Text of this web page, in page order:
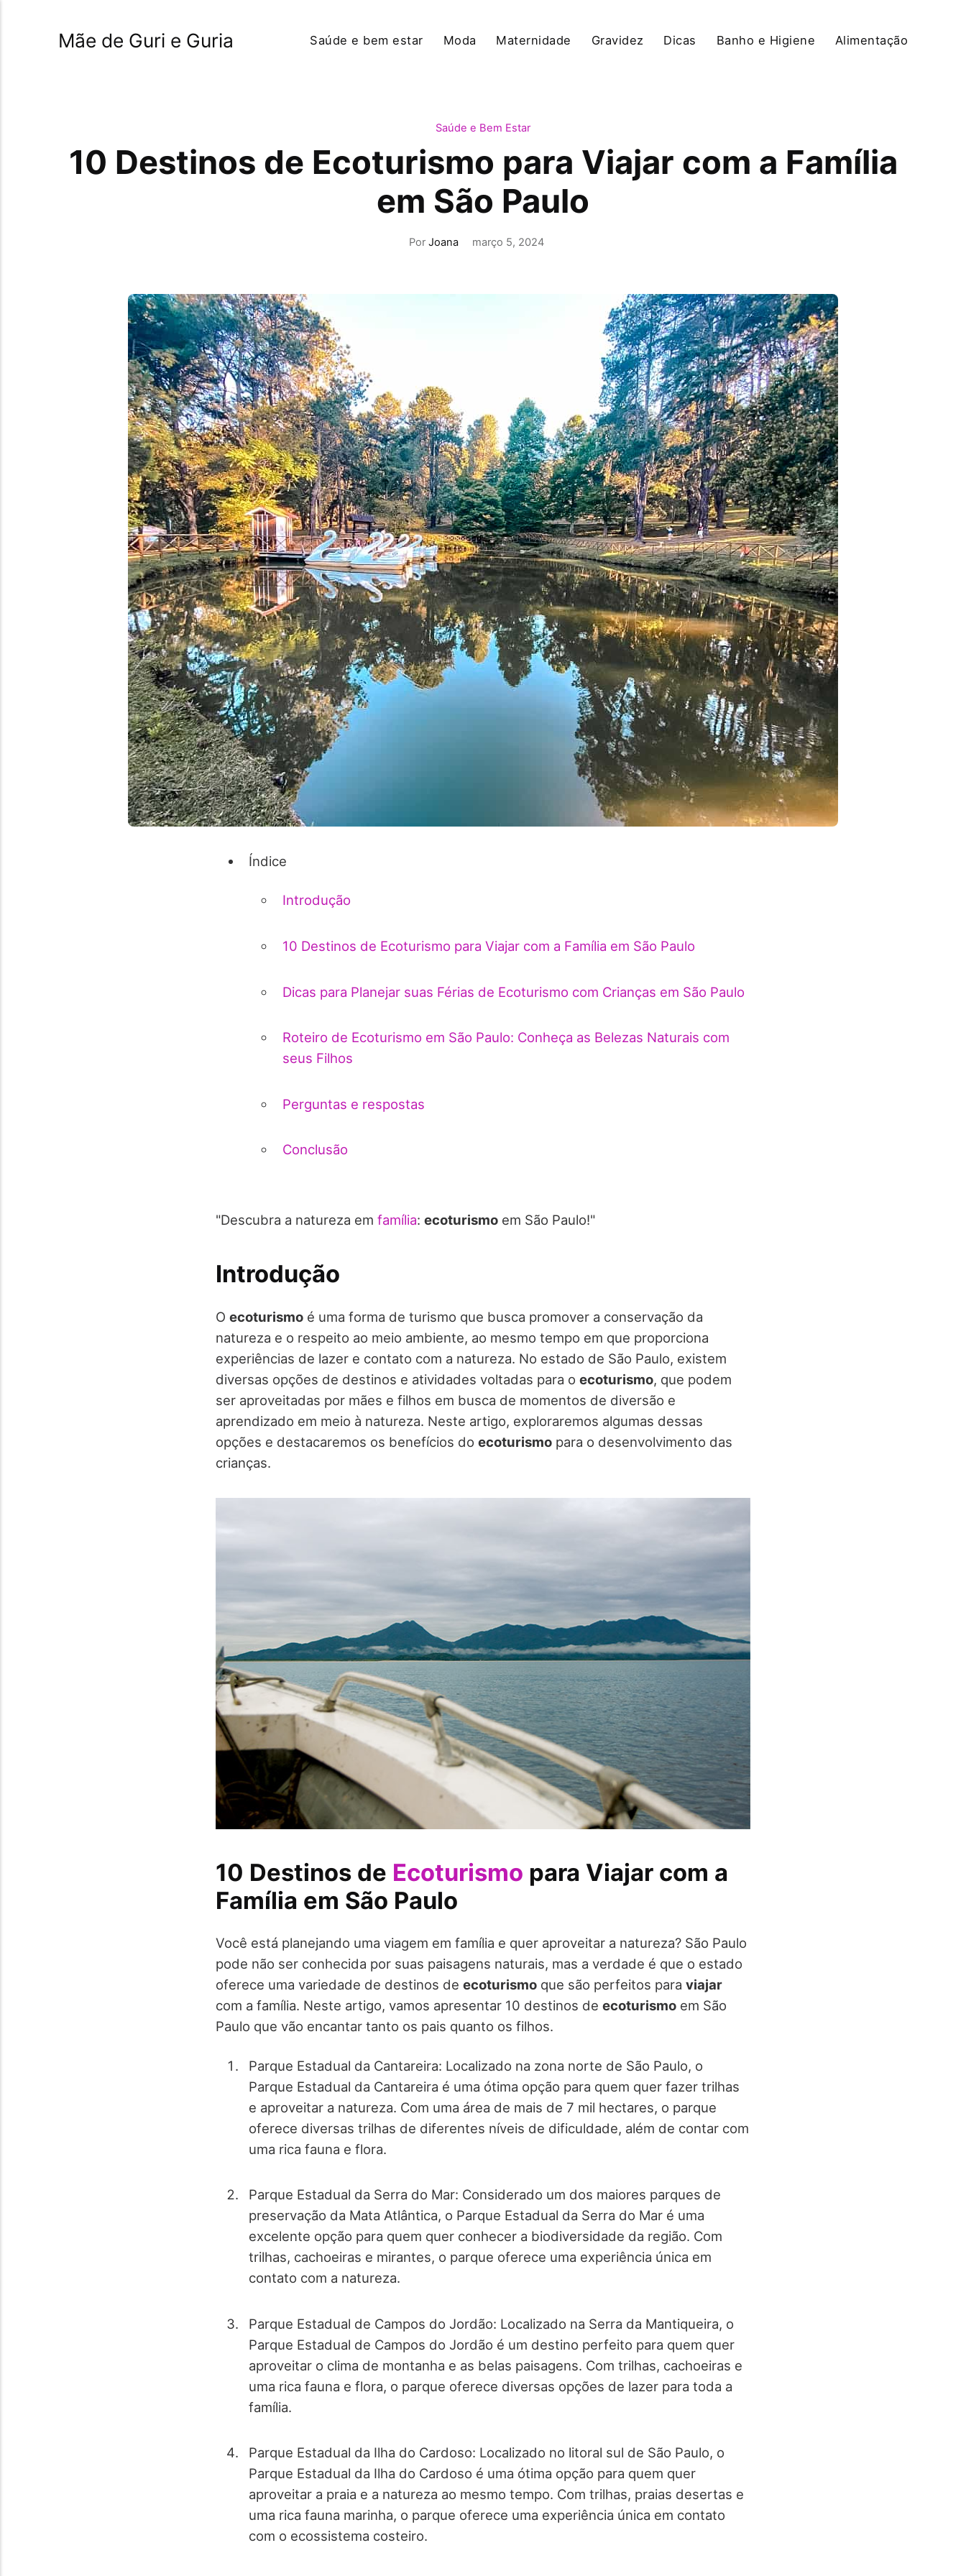
Mãe de Guri e Guria Saúde e bem estar Moda Maternidade Gravidez Dicas Banho e Higiene Alimentação
Saúde e Bem Estar
10 Destinos de Ecoturismo para Viajar com a Família
em São Paulo
Por Joana março 5, 2024
Índice
Introdução
10 Destinos de Ecoturismo para Viajar com a Família em São Paulo
Dicas para Planejar suas Férias de Ecoturismo com Crianças em São Paulo
Roteiro de Ecoturismo em São Paulo: Conheça as Belezas Naturais com
seus Filhos
Perguntas e respostas
Conclusão
"Descubra a natureza em família: ecoturismo em São Paulo!"
Introdução
O ecoturismo é uma forma de turismo que busca promover a conservação da
natureza e o respeito ao meio ambiente, ao mesmo tempo em que proporciona
experiências de lazer e contato com a natureza. No estado de São Paulo, existem
diversas opções de destinos e atividades voltadas para o ecoturismo, que podem
ser aproveitadas por mães e filhos em busca de momentos de diversão e
aprendizado em meio à natureza. Neste artigo, exploraremos algumas dessas
opções e destacaremos os benefícios do ecoturismo para o desenvolvimento das
crianças.
10 Destinos de Ecoturismo para Viajar com a
Família em São Paulo
Você está planejando uma viagem em família e quer aproveitar a natureza? São Paulo
pode não ser conhecida por suas paisagens naturais, mas a verdade é que o estado
oferece uma variedade de destinos de ecoturismo que são perfeitos para viajar
com a família. Neste artigo, vamos apresentar 10 destinos de ecoturismo em São
Paulo que vão encantar tanto os pais quanto os filhos.
Parque Estadual da Cantareira: Localizado na zona norte de São Paulo, o
Parque Estadual da Cantareira é uma ótima opção para quem quer fazer trilhas
e aproveitar a natureza. Com uma área de mais de 7 mil hectares, o parque
oferece diversas trilhas de diferentes níveis de dificuldade, além de contar com
uma rica fauna e flora.
Parque Estadual da Serra do Mar: Considerado um dos maiores parques de
preservação da Mata Atlântica, o Parque Estadual da Serra do Mar é uma
excelente opção para quem quer conhecer a biodiversidade da região. Com
trilhas, cachoeiras e mirantes, o parque oferece uma experiência única em
contato com a natureza.
Parque Estadual de Campos do Jordão: Localizado na Serra da Mantiqueira, o
Parque Estadual de Campos do Jordão é um destino perfeito para quem quer
aproveitar o clima de montanha e as belas paisagens. Com trilhas, cachoeiras e
uma rica fauna e flora, o parque oferece diversas opções de lazer para toda a
família.
Parque Estadual da Ilha do Cardoso: Localizado no litoral sul de São Paulo, o
Parque Estadual da Ilha do Cardoso é uma ótima opção para quem quer
aproveitar a praia e a natureza ao mesmo tempo. Com trilhas, praias desertas e
uma rica fauna marinha, o parque oferece uma experiência única em contato
com o ecossistema costeiro.